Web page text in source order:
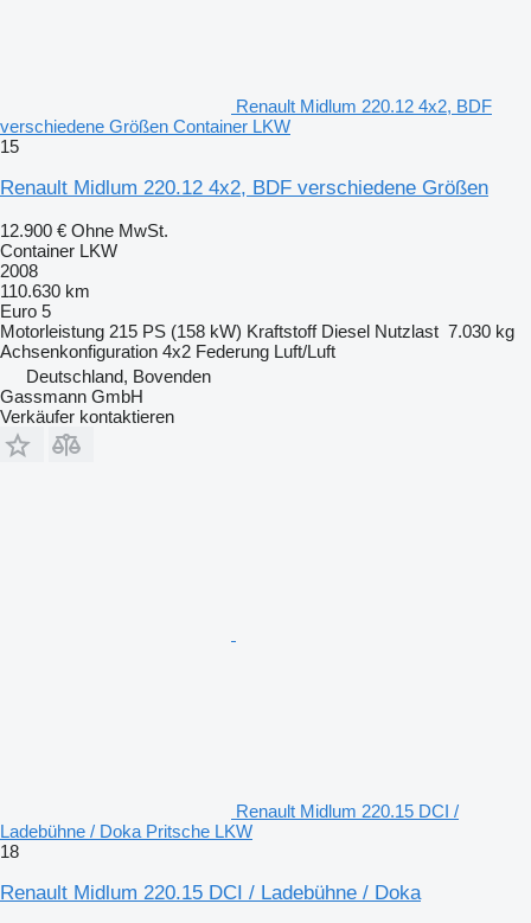
Renault Midlum 220.12 4x2, BDF
verschiedene Größen Container LKW
15
Renault Midlum 220.12 4x2, BDF verschiedene Größen
12.900 € Ohne MwSt.
Container LKW
2008
110.630 km
Euro 5
Motorleistung 215 PS (158 kW) Kraftstoff Diesel Nutzlast 7.030 kg
Achsenkonfiguration 4x2 Federung Luft/Luft
Deutschland, Bovenden
Gassmann GmbH
Verkäufer kontaktieren
Renault Midlum 220.15 DCI /
Ladebühne / Doka Pritsche LKW
18
Renault Midlum 220.15 DCI / Ladebühne / Doka